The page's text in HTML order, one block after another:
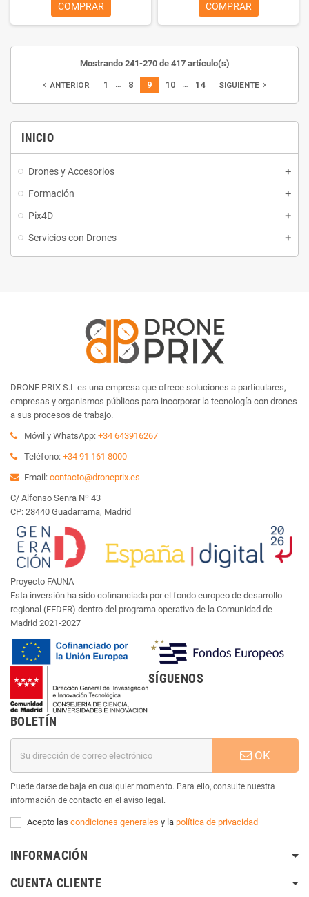
INICIO
Drones y Accesorios
Formación
Pix4D
Servicios con Drones
COMPRAR COMPRAR
Mostrando 241-270 de 417 artículo(s)
navigate_before ANTERIOR 1 … 8 9 10 … 14 SIGUIENTE navigate_next
DRONE PRIX S.L es una empresa que ofrece soluciones a particulares,
empresas y organismos públicos para incorporar la tecnología con drones
a sus procesos de trabajo.
Móvil y WhatsApp: +34 643916267
Teléfono: +34 91 161 8000
Email: contacto@droneprix.es
C/ Alfonso Senra Nº 43
CP: 28440 Guadarrama, Madrid
Proyecto FAUNA
Esta inversión ha sido cofinanciada por el fondo europeo de desarrollo
regional (FEDER) dentro del programa operativo de la Comunidad de
Madrid 2021-2027
SÍGUENOS
BOLETÍN
OK
Puede darse de baja en cualquier momento. Para ello, consulte nuestra
información de contacto en el aviso legal.
Acepto las condiciones generales y la política de privacidad
INFORMACIÓN
CUENTA CLIENTE